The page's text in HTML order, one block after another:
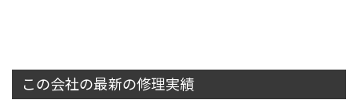
この会社の最新の修理実績